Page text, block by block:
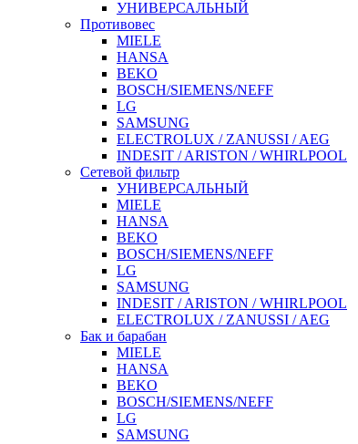
УНИВЕРСАЛЬНЫЙ
Противовес
MIELE
HANSA
BEKO
BOSCH/SIEMENS/NEFF
LG
SAMSUNG
ELECTROLUX / ZANUSSI / AEG
INDESIT / ARISTON / WHIRLPOOL
Сетевой фильтр
УНИВЕРСАЛЬНЫЙ
MIELE
HANSA
BEKO
BOSCH/SIEMENS/NEFF
LG
SAMSUNG
INDESIT / ARISTON / WHIRLPOOL
ELECTROLUX / ZANUSSI / AEG
Бак и барабан
MIELE
HANSA
BEKO
BOSCH/SIEMENS/NEFF
LG
SAMSUNG